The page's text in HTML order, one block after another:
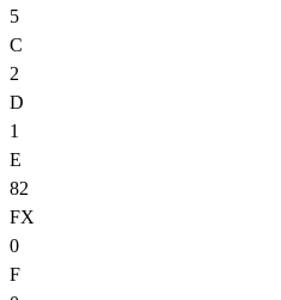
5
C
2
D
1
E
82
FX
0
F